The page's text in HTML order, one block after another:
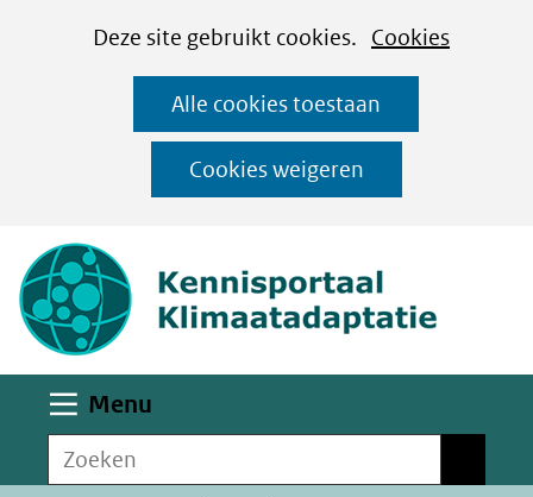
CookiesDeze site gebruikt cookies. Cookies
op
deze
website
worden
toegestaan
Alle cookies toestaan
Cookies weigeren
Ga
naar
de
inhoud
Menu
Zoeken